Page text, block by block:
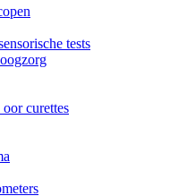
tests
curettes